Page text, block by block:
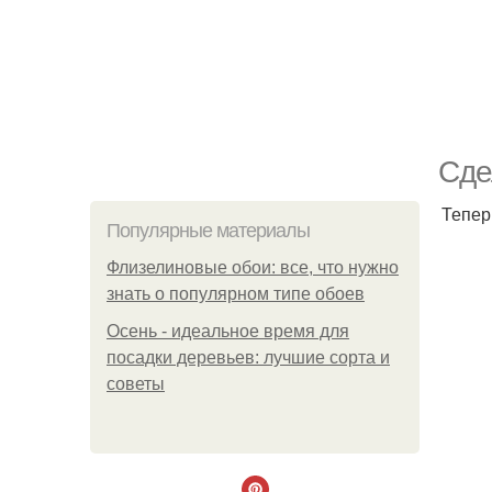
Популярные материалы
Флизелиновые обои: все, что нужно
знать о популярном типе обоев
Осень - идеальное время для
посадки деревьев: лучшие сорта и
советы